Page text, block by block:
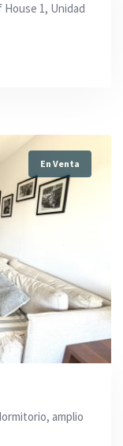
1, Unidad
En Venta
amplio